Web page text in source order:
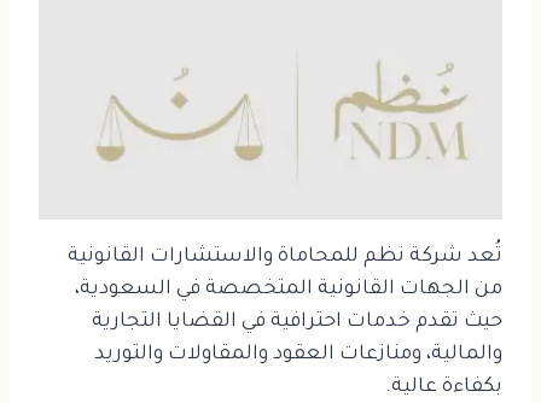
تُعد شركة نظم للمحاماة والاستشارات القانونية
من الجهات القانونية المتخصصة في السعودية،
حيث تقدم خدمات احترافية في القضايا التجارية
والمالية، ومنازعات العقود والمقاولات والتوريد
بكفاءة عالية.